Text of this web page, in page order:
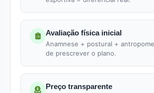
Avaliação física inicial
Anamnese + postural +
de prescrever o plano.
Preço transparente